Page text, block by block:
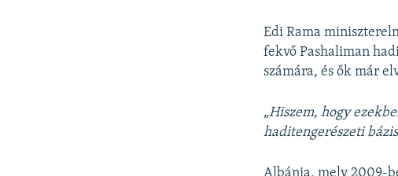
Edi Rama
fekvő Pashaliman
számára, és ők már
„Hiszem, hogy
haditengerészeti